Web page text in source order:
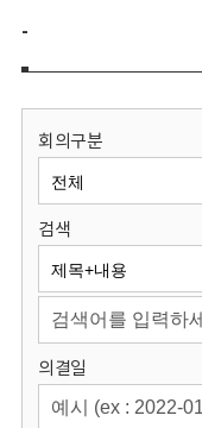
보
원
회
-
회의구분
검색
의결일